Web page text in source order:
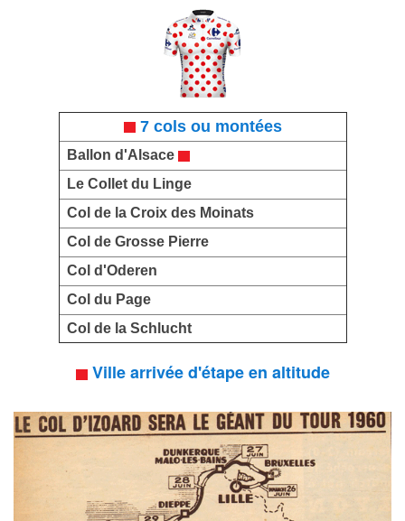
7 cols ou montées
Ballon d'Alsace
Le Collet du Linge
Col de la Croix des Moinats
Col de Grosse Pierre
Col d'Oderen
Col du Page
Col de la Schlucht
Ville arrivée d'étape en altitude